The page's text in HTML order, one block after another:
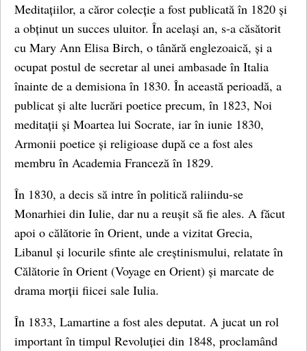
Meditațiilor, a căror colecție a fost publicată în 1820 și
a obținut un succes uluitor. În același an, s-a căsătorit
cu Mary Ann Elisa Birch, o tânără englezoaică, și a
ocupat postul de secretar al unei ambasade în Italia
înainte de a demisiona în 1830. În această perioadă, a
publicat și alte lucrări poetice precum, în 1823, Noi
meditații și Moartea lui Socrate, iar în iunie 1830,
Armonii poetice și religioase după ce a fost ales
membru în Academia Franceză în 1829.
În 1830, a decis să intre în politică raliindu-se
Monarhiei din Iulie, dar nu a reușit să fie ales. A făcut
apoi o călătorie în Orient, unde a vizitat Grecia,
Libanul și locurile sfinte ale creștinismului, relatate în
Călătorie în Orient (Voyage en Orient) și marcate de
drama morții fiicei sale Iulia.
În 1833, Lamartine a fost ales deputat. A jucat un rol
important în timpul Revoluției din 1848, proclamând